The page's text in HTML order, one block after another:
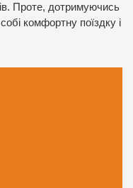
Проте, дотримуючись
комфортну поїздку і